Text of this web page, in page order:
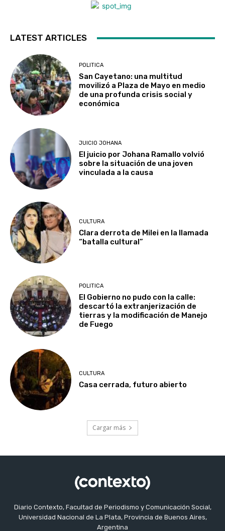
LATEST ARTICLES
POLITICA
San Cayetano: una multitud
movilizó a Plaza de Mayo en medio
de una profunda crisis social y
económica
JUICIO JOHANA
El juicio por Johana Ramallo volvió
sobre la situación de una joven
vinculada a la causa
CULTURA
Clara derrota de Milei en la llamada
“batalla cultural”
POLITICA
El Gobierno no pudo con la calle:
descartó la extranjerización de
tierras y la modificación de Manejo
de Fuego
CULTURA
Casa cerrada, futuro abierto
Cargar más
Diario Contexto, Facultad de Periodismo y Comunicación Social,
Universidad Nacional de La Plata, Provincia de Buenos Aires,
Argentina